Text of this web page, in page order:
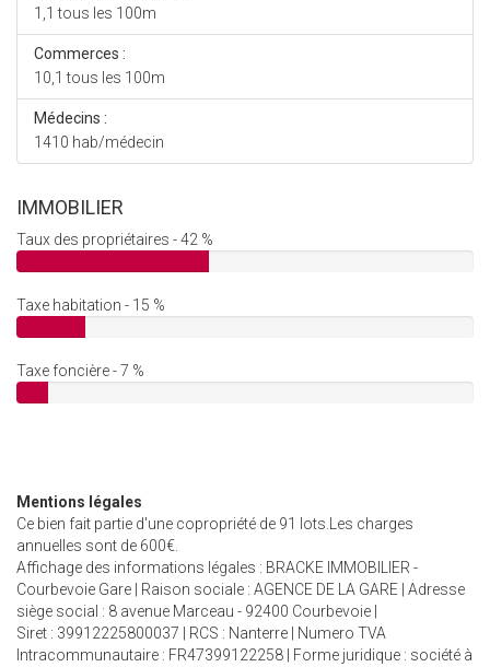
1,1 tous les 100m
Commerces :
10,1 tous les 100m
Médecins :
1410 hab/médecin
IMMOBILIER
Taux des propriétaires - 42 %
Taxe habitation - 15 %
Taxe foncière - 7 %
Mentions légales
Ce bien fait partie d'une copropriété de 91 lots.Les charges
annuelles sont de 600€.
Affichage des informations légales : BRACKE IMMOBILIER -
Courbevoie Gare | Raison sociale : AGENCE DE LA GARE | Adresse
siège social : 8 avenue Marceau - 92400 Courbevoie |
Siret : 39912225800037 | RCS : Nanterre | Numero TVA
Intracommunautaire : FR47399122258 | Forme juridique : société à